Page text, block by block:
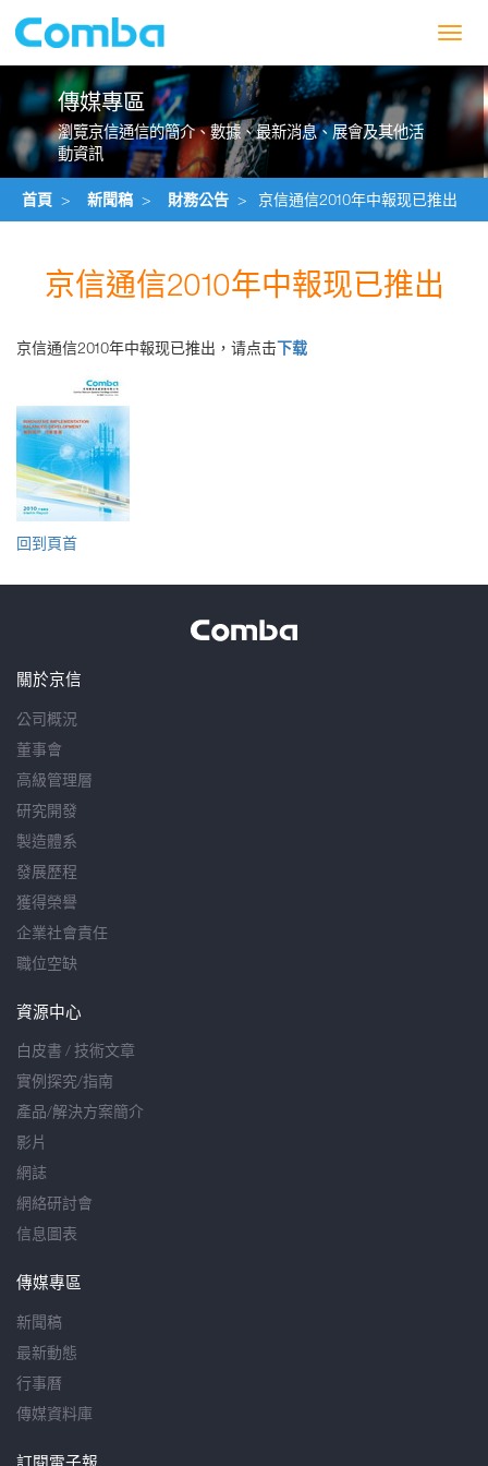
傳媒專區
瀏覽京信通信的簡介、數據、最新消息、展會及其他活
動資訊
首頁 > 新聞稿 > 財務公告 > 京信通信2010年中報现已推出
京信通信2010年中報现已推出
京信通信2010年中報现已推出，请点击下载
回到頁首
關於京信
公司概況
董事會
高級管理層
研究開發
製造體系
發展歷程
獲得榮譽
企業社會責任
職位空缺
資源中心
白皮書 / 技術文章
實例探究/指南
產品/解決方案簡介
影片
網誌
網絡研討會
信息圖表
傳媒專區
新聞稿
最新動態
行事曆
傳媒資料庫